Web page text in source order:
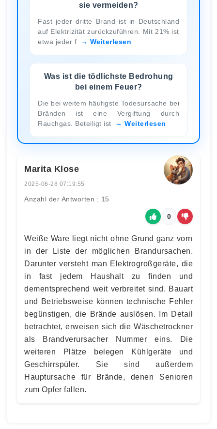
sie vermeiden?
Fast jeder dritte Brand ist in Deutschland
auf Elektrizität zurückzuführen. Mit 21% ist
etwa jeder f
Weiterlesen
Was ist die tödlichste Bedrohung
bei einem Feuer?
Die bei weitem häufigste Todesursache bei
Bränden ist eine Vergiftung durch
Rauchgas. Beteiligt ist
Weiterlesen
Marita Klose
2025-06-28 07:19:55
Anzahl der Antworten : 15
0
Weiße Ware liegt nicht ohne Grund ganz vorn
in der Liste der möglichen Brandursachen.
Darunter versteht man Elektrogroßgeräte, die
in fast jedem Haushalt zu finden und
dementsprechend weit verbreitet sind. Bauart
und Betriebsweise können technische Fehler
begünstigen, die Brände auslösen. Im Detail
betrachtet, erweisen sich die Wäschetrockner
als Brandverursacher Nummer eins. Die
weiteren Plätze belegen Kühlgeräte und
Geschirrspüler. Sie sind außerdem
Hauptursache für Brände, denen Senioren
zum Opfer fallen.